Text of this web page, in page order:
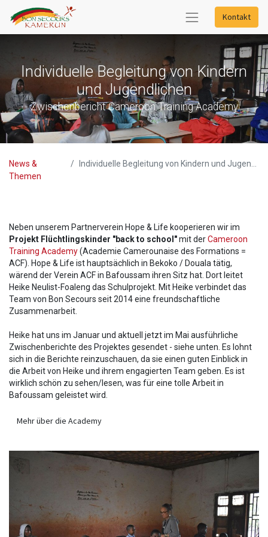
Kontakt
Individuelle Begleitung von Kindern
und Jugendlichen
Zwischenbericht Cameroon Training Academy
News &
Themen
Individuelle Begleitung von Kindern und Jugendlichen
Neben unserem Partnerverein Hope & Life kooperieren wir im
Projekt Flüchtlingskinder "back to school"mit derCameroon
Training Academy(Academie Camerounaise des Formations =
ACF). Hope & Life ist hauptsächlich in Bekoko / Douala tätig,
wärend der Verein ACF in Bafoussam ihren Sitz hat. Dort leitet
Heike Neulist-Foaleng das Schulprojekt. Mit Heike verbindet das
Team von Bon Secours seit 2014 eine freundschaftliche
Zusammenarbeit.
Heike hat uns im Januar und aktuell jetzt im Mai ausführliche
Zwischenberichte des Projektes gesendet - siehe unten. Es lohnt
sich in die Berichte reinzuschauen, da sie einen guten Einblick in
die Arbeit von Heike und ihrem engagierten Team geben. Es ist
wirklich schön zu sehen/lesen, was für eine tolle Arbeit in
Bafoussam geleistet wird.
Mehr über die Academy